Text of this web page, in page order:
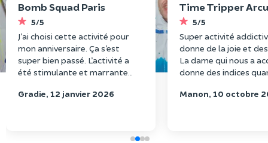
Bomb Squad Paris
5/5
J’ai choisi cette activité pour
mon anniversaire. Ça s’est
super bien passé. L’activité a
été stimulante et marrante
monde. Le personnel était au
Gradie, 12 janvier 2026
Time Tripper
5/5
Super activité
donne de la joie et
La dame qui nous a
donne des indices
adorable. Super idée
Manon, 10 octobre